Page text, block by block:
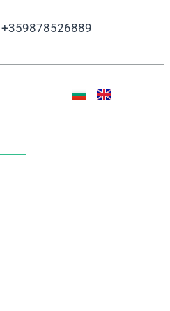
+359878526889